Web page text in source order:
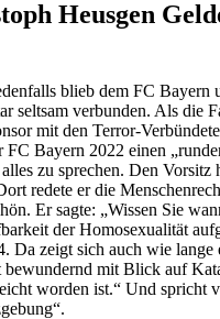
Heusgen
blieb dem FC Bayern
seltsam verbunden. Als die
mit den Terror-
FC Bayern 2022 einen
zu sprechen. Den Vorsitz
redete er die
Er sagte: „Wissen Sie
der Homosexualität
Da zeigt sich auch wie lange
bewundernd mit Blick auf
worden ist.“ Und spricht